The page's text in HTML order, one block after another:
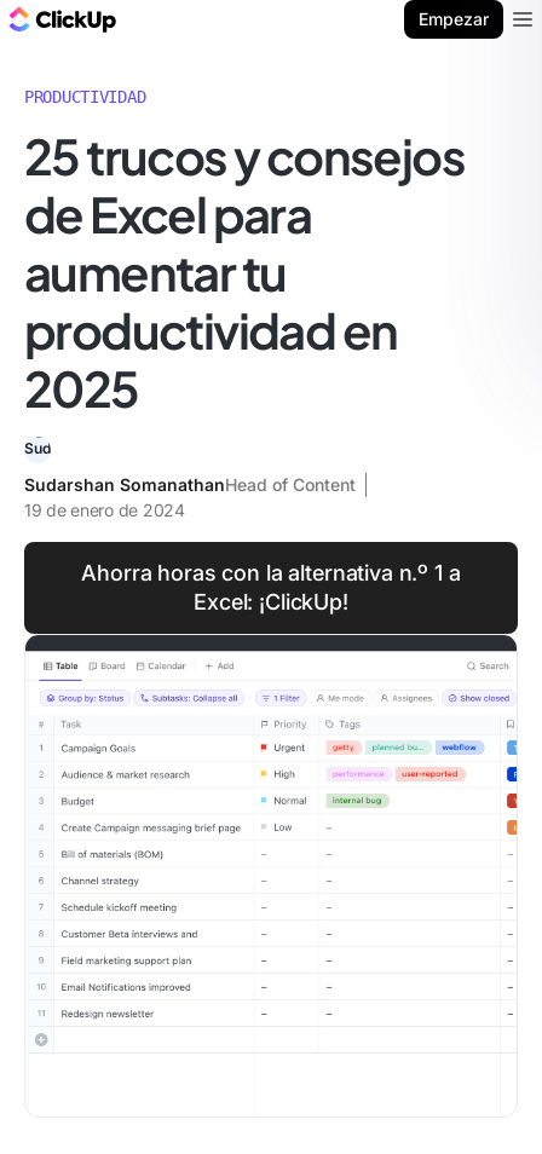
Empezar
PRODUCTIVIDAD
25 trucos y consejos
de Excel para
aumentar tu
productividad en
2025
Sudarshan SomanathanHead of Content
19 de enero de 2024
Ahorra horas con la alternativa n.º 1 a
Excel: ¡ClickUp!